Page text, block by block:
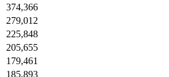
374,366
279,012
225,848
205,655
179,461
185,893